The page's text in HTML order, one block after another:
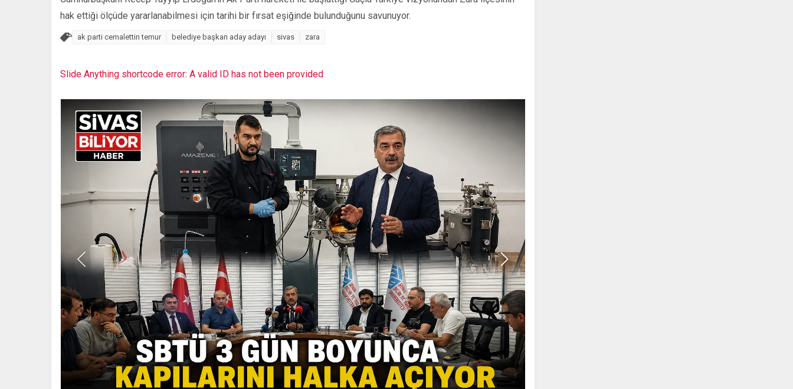
hak ettiği ölçüde yararlanabilmesi için tarihi bir fırsat eşiğinde bulunduğunu savunuyor.
ak parti cemalettin temur belediye başkan aday adayı sivas zara
Slide Anything shortcode error: A valid ID has not been provided